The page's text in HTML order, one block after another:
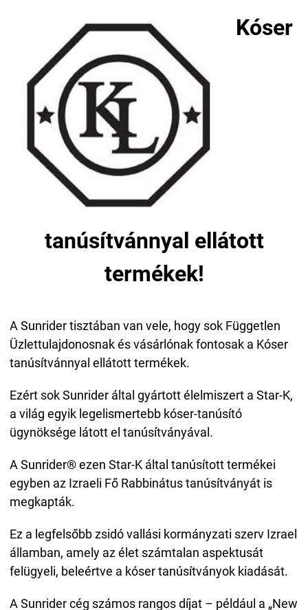
Kóser
tanúsítvánnyal ellátott
termékek!
A Sunrider tisztában van vele, hogy sok Független
Üzlettulajdonosnak és vásárlónak fontosak a Kóser
tanúsítvánnyal ellátott termékek.
Ezért sok Sunrider által gyártott élelmiszert a Star-K,
a világ egyik legelismertebb kóser-tanúsító
ügynöksége látott el tanúsítványával.
A Sunrider® ezen Star-K által tanúsított termékei
egyben az Izraeli Fő Rabbinátus tanúsítványát is
megkapták.
Ez a legfelsőbb zsidó vallási kormányzati szerv Izrael
államban, amely az élet számtalan aspektusát
felügyeli, beleértve a kóser tanúsítványok kiadását.
A Sunrider cég számos rangos díjat – például a „New